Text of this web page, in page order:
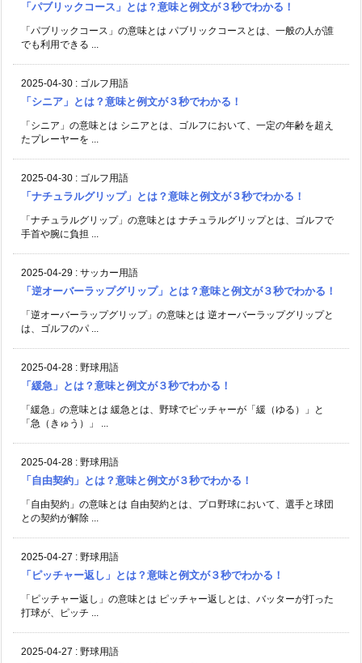
「パブリックコース」とは？意味と例文が３秒でわかる！
「パブリックコース」の意味とは パブリックコースとは、一般の人が誰
でも利用できる ...
2025-04-30 : ゴルフ用語
「シニア」とは？意味と例文が３秒でわかる！
「シニア」の意味とは シニアとは、ゴルフにおいて、一定の年齢を超え
たプレーヤーを ...
2025-04-30 : ゴルフ用語
「ナチュラルグリップ」とは？意味と例文が３秒でわかる！
「ナチュラルグリップ」の意味とは ナチュラルグリップとは、ゴルフで
手首や腕に負担 ...
2025-04-29 : サッカー用語
「逆オーバーラップグリップ」とは？意味と例文が３秒でわかる！
「逆オーバーラップグリップ」の意味とは 逆オーバーラップグリップと
は、ゴルフのパ ...
2025-04-28 : 野球用語
「緩急」とは？意味と例文が３秒でわかる！
「緩急」の意味とは 緩急とは、野球でピッチャーが「緩（ゆる）」と
「急（きゅう）」 ...
2025-04-28 : 野球用語
「自由契約」とは？意味と例文が３秒でわかる！
「自由契約」の意味とは 自由契約とは、プロ野球において、選手と球団
との契約が解除 ...
2025-04-27 : 野球用語
「ピッチャー返し」とは？意味と例文が３秒でわかる！
「ピッチャー返し」の意味とは ピッチャー返しとは、バッターが打った
打球が、ピッチ ...
2025-04-27 : 野球用語